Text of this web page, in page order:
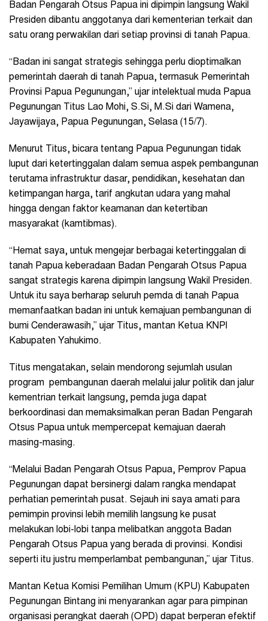
Badan Pengarah Otsus Papua ini dipimpin langsung Wakil
Presiden dibantu anggotanya dari kementerian terkait dan
satu orang perwakilan dari setiap provinsi di tanah Papua.
“Badan ini sangat strategis sehingga perlu dioptimalkan
pemerintah daerah di tanah Papua, termasuk Pemerintah
Provinsi Papua Pegunungan,” ujar intelektual muda Papua
Pegunungan Titus Lao Mohi, S.Si, M.Si dari Wamena,
Jayawijaya, Papua Pegunungan, Selasa (15/7).
Menurut Titus, bicara tentang Papua Pegunungan tidak
luput dari ketertinggalan dalam semua aspek pembangunan
terutama infrastruktur dasar, pendidikan, kesehatan dan
ketimpangan harga, tarif angkutan udara yang mahal
hingga dengan faktor keamanan dan ketertiban
masyarakat (kamtibmas).
“Hemat saya, untuk mengejar berbagai ketertinggalan di
tanah Papua keberadaan Badan Pengarah Otsus Papua
sangat strategis karena dipimpin langsung Wakil Presiden.
Untuk itu saya berharap seluruh pemda di tanah Papua
memanfaatkan badan ini untuk kemajuan pembangunan di
bumi Cenderawasih,” ujar Titus, mantan Ketua KNPI
Kabupaten Yahukimo.
Titus mengatakan, selain mendorong sejumlah usulan
program pembangunan daerah melalui jalur politik dan jalur
kementrian terkait langsung, pemda juga dapat
berkoordinasi dan memaksimalkan peran Badan Pengarah
Otsus Papua untuk mempercepat kemajuan daerah
masing-masing.
“Melalui Badan Pengarah Otsus Papua, Pemprov Papua
Pegunungan dapat bersinergi dalam rangka mendapat
perhatian pemerintah pusat. Sejauh ini saya amati para
pemimpin provinsi lebih memilih langsung ke pusat
melakukan lobi-lobi tanpa melibatkan anggota Badan
Pengarah Otsus Papua yang berada di provinsi. Kondisi
seperti itu justru memperlambat pembangunan,” ujar Titus.
Mantan Ketua Komisi Pemilihan Umum (KPU) Kabupaten
Pegunungan Bintang ini menyarankan agar para pimpinan
organisasi perangkat daerah (OPD) dapat berperan efektif